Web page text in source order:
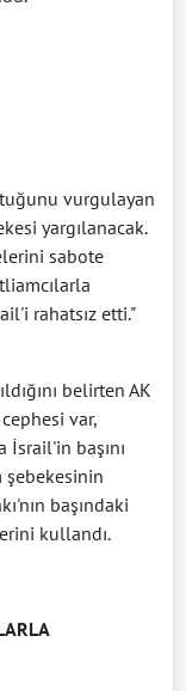
vurgulayan
yargılanacak.
sabote
rahatsız etti."
belirten AK
var,
İsrail'in başını
şebekesinin
başındaki
kullandı.